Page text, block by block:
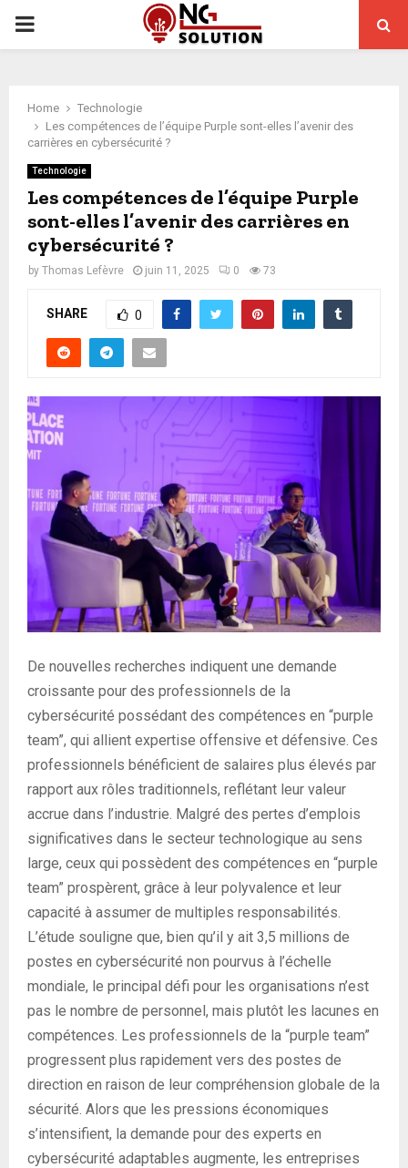
PRIMARY
Home
Technologie
Les compétences de l’équipe Purple sont-elles l’avenir des
carrières en cybersécurité ?
Technologie
Les compétences de l’équipe Purple
sont-elles l’avenir des carrières en
cybersécurité ?
by Thomas Lefèvre juin 11, 2025 0 73
SHARE 0
De nouvelles recherches indiquent une demande
croissante pour des professionnels de la
cybersécurité possédant des compétences en “purple
team”, qui allient expertise offensive et défensive. Ces
professionnels bénéficient de salaires plus élevés par
rapport aux rôles traditionnels, reflétant leur valeur
accrue dans l’industrie. Malgré des pertes d’emplois
significatives dans le secteur technologique au sens
large, ceux qui possèdent des compétences en “purple
team” prospèrent, grâce à leur polyvalence et leur
capacité à assumer de multiples responsabilités.
L’étude souligne que, bien qu’il y ait 3,5 millions de
postes en cybersécurité non pourvus à l’échelle
mondiale, le principal défi pour les organisations n’est
pas le nombre de personnel, mais plutôt les lacunes en
compétences. Les professionnels de la “purple team”
progressent plus rapidement vers des postes de
direction en raison de leur compréhension globale de la
sécurité. Alors que les pressions économiques
s’intensifient, la demande pour des experts en
cybersécurité adaptables augmente, les entreprises